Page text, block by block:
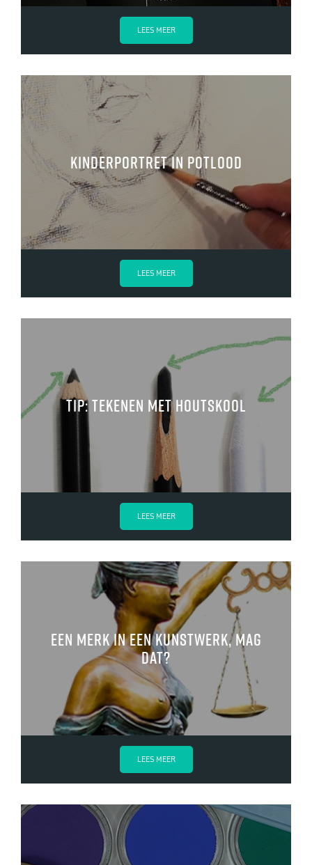
LEES MEER
Kinderportret in potlood
LEES MEER
Tip: tekenen met houtskool
LEES MEER
Een merk in een kunstwerk, mag
dat?
LEES MEER